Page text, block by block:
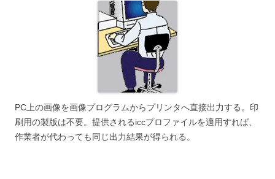
PC上の画像を画像プログラムからプリンタへ直接出力する。印
刷用の製版は不要。提供されるiccプロファイルを適用すれば、
作業者が代わっても同じ出力結果が得られる。